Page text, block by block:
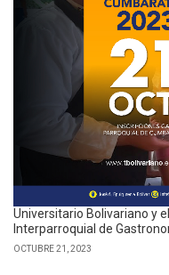
Universitario Bolivariano y
Interparroquial de
OCTUBRE 21, 2023